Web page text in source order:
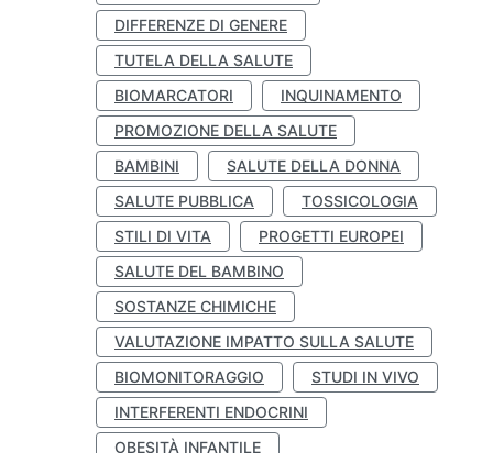
DIFFERENZE DI GENERE
TUTELA DELLA SALUTE
BIOMARCATORI
INQUINAMENTO
PROMOZIONE DELLA SALUTE
BAMBINI
SALUTE DELLA DONNA
SALUTE PUBBLICA
TOSSICOLOGIA
STILI DI VITA
PROGETTI EUROPEI
SALUTE DEL BAMBINO
SOSTANZE CHIMICHE
VALUTAZIONE IMPATTO SULLA SALUTE
BIOMONITORAGGIO
STUDI IN VIVO
INTERFERENTI ENDOCRINI
OBESITÀ INFANTILE